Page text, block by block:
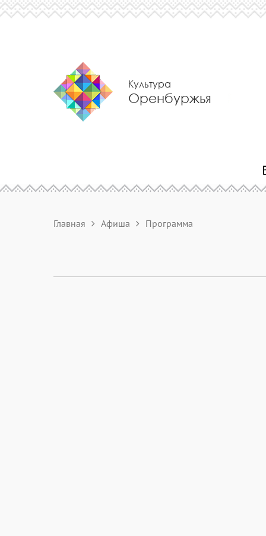
Культура
Оренбуржья
Главная Афиша Программа